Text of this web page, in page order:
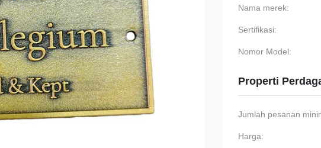
Nama merek:
Sertifikasi:
Nomor Model:
Properti
Jumlah pesanan
Harga: